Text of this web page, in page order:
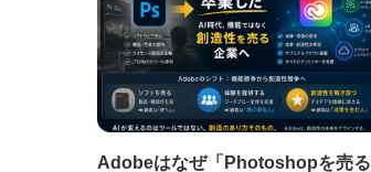
Adobeはなぜ「Photoshopを売る